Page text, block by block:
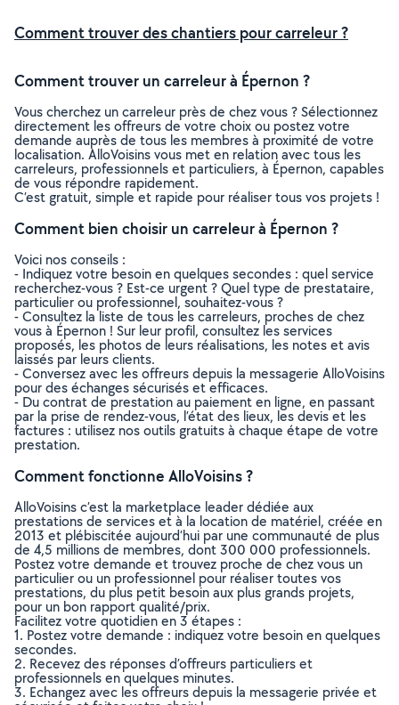
Comment trouver des chantiers pour carreleur ?
Comment trouver un carreleur à Épernon ?
Vous cherchez un carreleur près de chez vous ? Sélectionnez
directement les offreurs de votre choix ou postez votre
demande auprès de tous les membres à proximité de votre
localisation. AlloVoisins vous met en relation avec tous les
carreleurs, professionnels et particuliers, à Épernon, capables
de vous répondre rapidement.
C’est gratuit, simple et rapide pour réaliser tous vos projets !
Comment bien choisir un carreleur à Épernon ?
Voici nos conseils :
- Indiquez votre besoin en quelques secondes : quel service
recherchez-vous ? Est-ce urgent ? Quel type de prestataire,
particulier ou professionnel, souhaitez-vous ?
- Consultez la liste de tous les carreleurs, proches de chez
vous à Épernon ! Sur leur profil, consultez les services
proposés, les photos de leurs réalisations, les notes et avis
laissés par leurs clients.
- Conversez avec les offreurs depuis la messagerie AlloVoisins
pour des échanges sécurisés et efficaces.
- Du contrat de prestation au paiement en ligne, en passant
par la prise de rendez-vous, l’état des lieux, les devis et les
factures : utilisez nos outils gratuits à chaque étape de votre
prestation.
Comment fonctionne AlloVoisins ?
AlloVoisins c’est la marketplace leader dédiée aux
prestations de services et à la location de matériel, créée en
2013 et plébiscitée aujourd’hui par une communauté de plus
de 4,5 millions de membres, dont 300 000 professionnels.
Postez votre demande et trouvez proche de chez vous un
particulier ou un professionnel pour réaliser toutes vos
prestations, du plus petit besoin aux plus grands projets,
pour un bon rapport qualité/prix.
Facilitez votre quotidien en 3 étapes :
1. Postez votre demande : indiquez votre besoin en quelques
secondes.
2. Recevez des réponses d’offreurs particuliers et
professionnels en quelques minutes.
3. Echangez avec les offreurs depuis la messagerie privée et